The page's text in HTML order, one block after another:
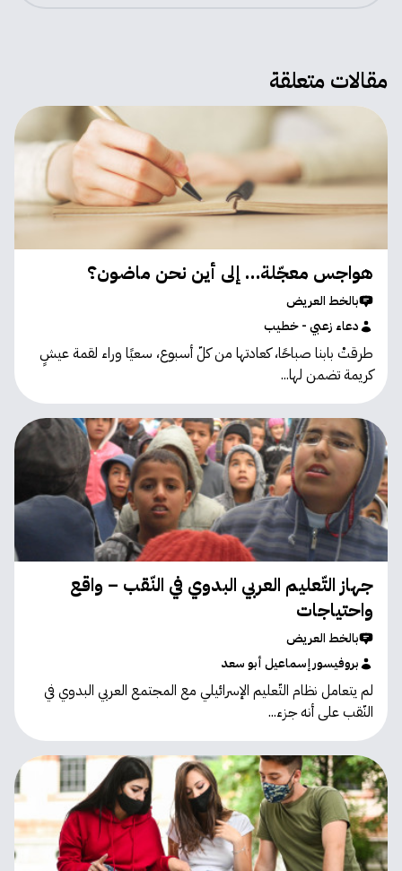
مقالات متعلقة
هواجس معجّلة… إلى أين نحن ماضون؟
بالخط العريض
دعاء زعبي - خطيب
طرقتْ بابنا صباحًا، كعادتها من كلّ أسبوع، سعيًا وراء لقمة عيشٍ
كريمة تضمن لها...
جهاز التّعليم العربي البدوي في النّقب – واقع
واحتياجات
بالخط العريض
بروفيسور إسماعيل أبو سعد
لم يتعامل نظام التّعليم الإسرائيلي مع المجتمع العربي البدوي في
النّقب على أنه جزء...